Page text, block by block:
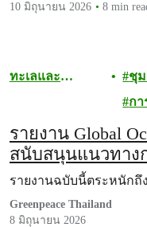
10 มิถุนายน 2026
8 min
ทะเลและ
ชุ
ก
รายงาน Global
สนับสนุนแนวทาง
สิทธิมนุษยชน
รายงานฉบับนี้ตระหนัก
Greenpeace Thailand
8 มิถุนายน 2026